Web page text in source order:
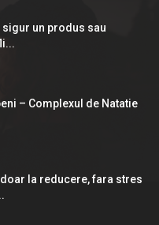
un produs sau
– Complexul de Natatie
la reducere, fara stres